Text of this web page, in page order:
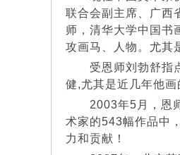
联合会副主席、广西
师，清华大学中国书
攻画马、人物。尤其
受恩师刘勃舒指点
健,尤其是近几年他
2003年5月，恩师
术家的543幅作品中
力和贡献！